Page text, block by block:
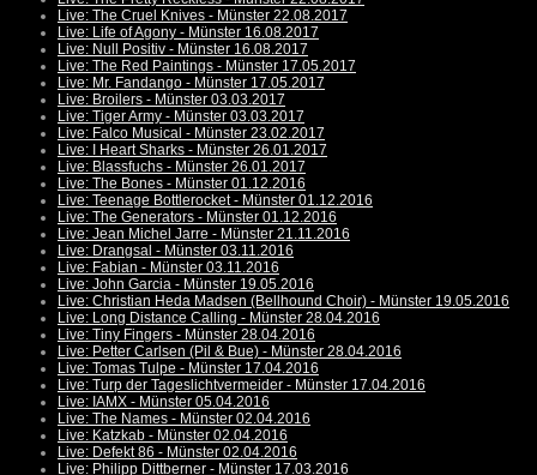
Live: The Cruel Knives - Münster 22.08.2017
Live: Life of Agony - Münster 16.08.2017
Live: Null Positiv - Münster 16.08.2017
Live: The Red Paintings - Münster 17.05.2017
Live: Mr. Fandango - Münster 17.05.2017
Live: Broilers - Münster 03.03.2017
Live: Tiger Army - Münster 03.03.2017
Live: Falco Musical - Münster 23.02.2017
Live: I Heart Sharks - Münster 26.01.2017
Live: Blassfuchs - Münster 26.01.2017
Live: The Bones - Münster 01.12.2016
Live: Teenage Bottlerocket - Münster 01.12.2016
Live: The Generators - Münster 01.12.2016
Live: Jean Michel Jarre - Münster 21.11.2016
Live: Drangsal - Münster 03.11.2016
Live: Fabian - Münster 03.11.2016
Live: John Garcia - Münster 19.05.2016
Live: Christian Heda Madsen (Bellhound Choir) - Münster 19.05.2016
Live: Long Distance Calling - Münster 28.04.2016
Live: Tiny Fingers - Münster 28.04.2016
Live: Petter Carlsen (Pil & Bue) - Münster 28.04.2016
Live: Tomas Tulpe - Münster 17.04.2016
Live: Turp der Tageslichtvermeider - Münster 17.04.2016
Live: IAMX - Münster 05.04.2016
Live: The Names - Münster 02.04.2016
Live: Katzkab - Münster 02.04.2016
Live: Defekt 86 - Münster 02.04.2016
Live: Philipp Dittberner - Münster 17.03.2016